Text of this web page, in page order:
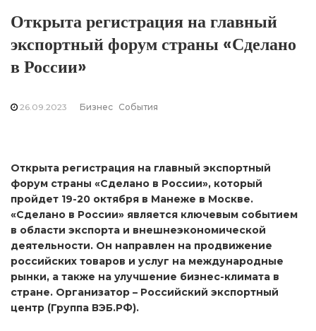
Открыта регистрация на главный
экспортный форум страны «Сделано
в России»
26.09.2023 Бизнес События
Открыта регистрация на главный экспортный
форум страны «Сделано в России», который
пройдет 19-20 октября в Манеже в Москве.
«Сделано в России» является ключевым событием
в области экспорта и внешнеэкономической
деятельности. Он направлен на продвижение
российских товаров и услуг на международные
рынки, а также на улучшение бизнес-климата в
стране. Организатор – Российский экспортный
центр (Группа ВЭБ.РФ).